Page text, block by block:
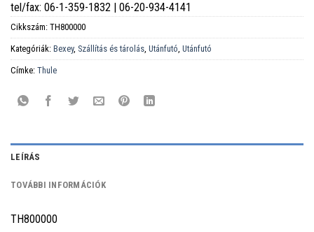
tel/fax: 06-1-359-1832 | 06-20-934-4141
Cikkszám: TH800000
Kategóriák: Bexey, Szállítás és tárolás, Utánfutó, Utánfutó
Címke: Thule
LEÍRÁS
TOVÁBBI INFORMÁCIÓK
TH800000